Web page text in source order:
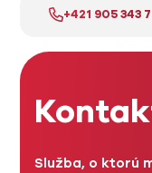
+421 905 343
Služba, o ktorú